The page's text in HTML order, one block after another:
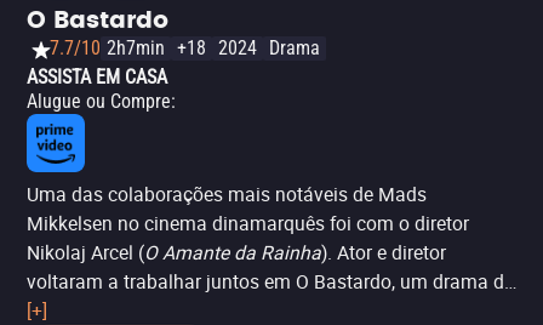
O Bastardo
7.7/10 2h7min +18 2024 Drama
ASSISTA EM CASA
Alugue ou Compre:
Uma das colaborações mais notáveis de Mads
Mikkelsen no cinema dinamarquês foi com o diretor
Nikolaj Arcel (O Amante da Rainha). Ator e diretor
voltaram a trabalhar juntos em O Bastardo, um drama de
época que transporta o western para o contexto da
[+]